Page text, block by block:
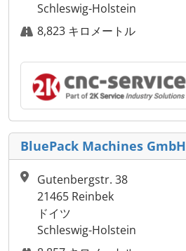
Schleswig-Holstein
8,823 キロメートル
BluePack Machines GmbH
Gutenbergstr. 38
21465 Reinbek
ドイツ
Schleswig-Holstein